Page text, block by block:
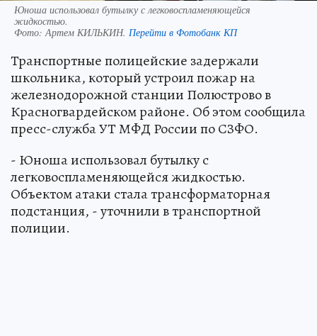
Юноша использовал бутылку с легковоспламеняющейся
жидкостью.
Фото:Артем КИЛЬКИН. Перейти в Фотобанк КП
Транспортные полицейские задержали
школьника, который устроил пожар на
железнодорожной станции Полюстрово в
Красногвардейском районе. Об этом сообщила
пресс-служба УТ МФД России по СЗФО.
- Юноша использовал бутылку с
легковоспламеняющейся жидкостью.
Объектом атаки стала трансформаторная
подстанция, - уточнили в транспортной
полиции.